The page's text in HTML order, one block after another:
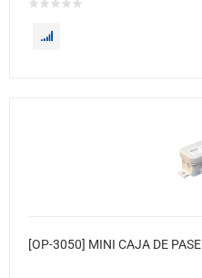
[OP-3050] MINI CAJA DE PASE